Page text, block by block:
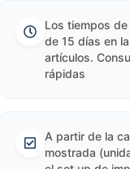
Los tiempos
de 15 días en
artículos.
rápidas
A partir de la
mostrada